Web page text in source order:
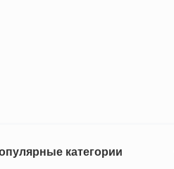
категории